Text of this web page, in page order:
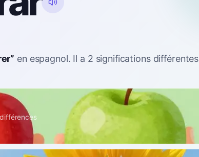
” en espagnol. Il a 2 significations différentes